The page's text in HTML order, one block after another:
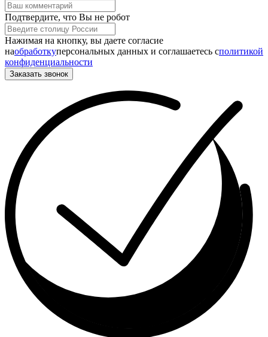
Подтвердите, что Вы не робот
Нажимая на кнопку, вы даете согласие
наобработкуперсональных данных и соглашаетесь cполитикой
конфиденциальности
Заказать звонок